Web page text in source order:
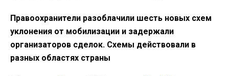
Правоохранители разоблачили шесть новых схем
уклонения от мобилизации и задержали
организаторов сделок. Схемы действовали в
разных областях страны